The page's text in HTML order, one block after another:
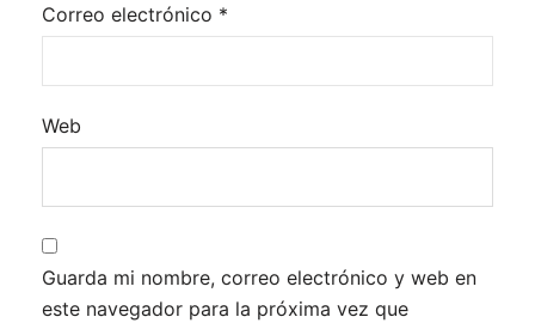
Correo electrónico *
Web
Guarda mi nombre, correo electrónico y web en
este navegador para la próxima vez que